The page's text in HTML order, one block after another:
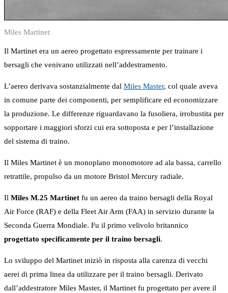
Miles Martinet
Il Martinet era un aereo progettato espressamente per trainare i
bersagli che venivano utilizzati nell’addestramento.
L’aereo derivava sostanzialmente dal Miles Master, col quale aveva
in comune parte dei componenti, per semplificare ed economizzare
la produzione. Le differenze riguardavano la fusoliera, irrobustita per
sopportare i maggiori sforzi cui era sottoposta e per l’installazione
del sistema di traino.
Il Miles Martinet è un monoplano monomotore ad ala bassa, carrello
retrattile, propulso da un motore Bristol Mercury radiale.
Il Miles M.25 Martinet fu un aereo da traino bersagli della Royal
Air Force (RAF) e della Fleet Air Arm (FAA) in servizio durante la
Seconda Guerra Mondiale. Fu il primo velivolo britannico
progettato specificamente per il traino bersagli.
Lo sviluppo del Martinet iniziò in risposta alla carenza di vecchi
aerei di prima linea da utilizzare per il traino bersagli. Derivato
dall’addestratore Miles Master, il Martinet fu progettato per avere il